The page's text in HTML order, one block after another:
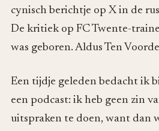
cynisch berichtje op X in de
De kritiek op FC Twente-
was geboren. Aldus Ten
Een tijdje geleden bedacht ik
een podcast: ik heb geen zin
uitspraken te doen, want dan